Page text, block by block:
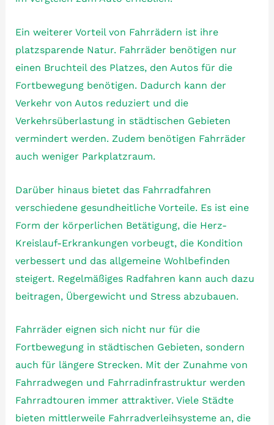
Ein weiterer Vorteil von Fahrrädern ist ihre
platzsparende Natur. Fahrräder benötigen nur
einen Bruchteil des Platzes, den Autos für die
Fortbewegung benötigen. Dadurch kann der
Verkehr von Autos reduziert und die
Verkehrsüberlastung in städtischen Gebieten
vermindert werden. Zudem benötigen Fahrräder
auch weniger Parkplatzraum.
Darüber hinaus bietet das Fahrradfahren
verschiedene gesundheitliche Vorteile. Es ist eine
Form der körperlichen Betätigung, die Herz-
Kreislauf-Erkrankungen vorbeugt, die Kondition
verbessert und das allgemeine Wohlbefinden
steigert. Regelmäßiges Radfahren kann auch dazu
beitragen, Übergewicht und Stress abzubauen.
Fahrräder eignen sich nicht nur für die
Fortbewegung in städtischen Gebieten, sondern
auch für längere Strecken. Mit der Zunahme von
Fahrradwegen und Fahrradinfrastruktur werden
Fahrradtouren immer attraktiver. Viele Städte
bieten mittlerweile Fahrradverleihsysteme an, die